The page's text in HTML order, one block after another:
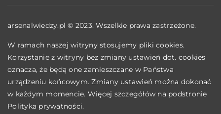
arsenalwiedzy.pl © 2023. Wszelkie prawa zastrzeżone.
W ramach naszej witryny stosujemy pliki cookies.
Korzystanie z witryny bez zmiany ustawień dot. cookies
oznacza, że będą one zamieszczane w Państwa
urządzeniu końcowym. Zmiany ustawień można dokonać
w każdym momencie. Więcej szczegółów na podstronie
Polityka prywatności.